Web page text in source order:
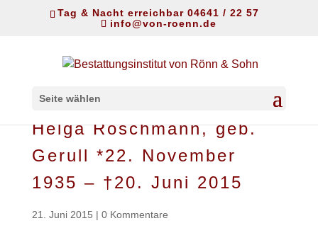
Tag & Nacht erreichbar 04641 / 22 57
info@von-roenn.de
Seite wählen
Helga Röschmann, geb.
Gerull *22. November
1935 – †20. Juni 2015
21. Juni 2015 | 0 Kommentare